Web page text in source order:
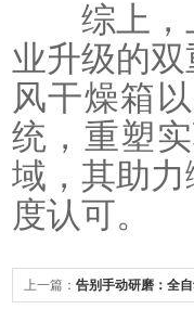
综上，上
业升级的
风干燥箱
统，重塑
域，其助
度认可。
上一篇： 告别手动研磨：全